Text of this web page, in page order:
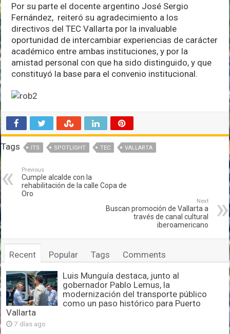
Por su parte el docente argentino José Sergio
Fernández, reiteró su agradecimiento a los
directivos del TEC Vallarta por la invaluable
oportunidad de intercambiar experiencias de carácter
académico entre ambas instituciones, y por la
amistad personal con que ha sido distinguido, y que
constituyó la base para el convenio institucional.
Tags ITS SPOTLIGHT TEC VALLARTA
Previous
Cumple alcalde con la
rehabilitación de la calle Copa de
Oro
Next
Buscan promoción de Vallarta a
través de canal cultural
iberoamericano
Recent Popular Tags Comments
Luis Munguía destaca, junto al
gobernador Pablo Lemus, la
modernización del transporte público
como un paso histórico para Puerto
Vallarta
7 días ago